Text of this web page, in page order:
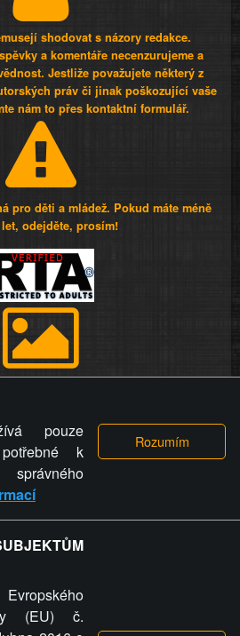
shodovat s názory redakce.
a komentáře necenzurujeme a
Jestliže považujete některý z
práv či jinak poškozující vaše
nám to přes kontaktní formulář.
pro děti a mládež. Pokud máte méně
let, odejděte, prosím!
které se toto opatření provozovatele
která umístila fotografii nebo video na
odstranění fotografie, videa nebo
uvedenou okolnost uplatnit vůči
nárok na náhradu škody nebo
újmy.
není zvrácenej. To jen
ty lidi...
pouze
k
(EU) č.